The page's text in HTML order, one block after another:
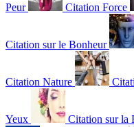
Peur Citation Force
Citation sur le Bonheur
Citation Nature
Yeux Citation sur la